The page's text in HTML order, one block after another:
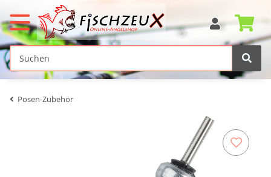
Posen-Zubehör